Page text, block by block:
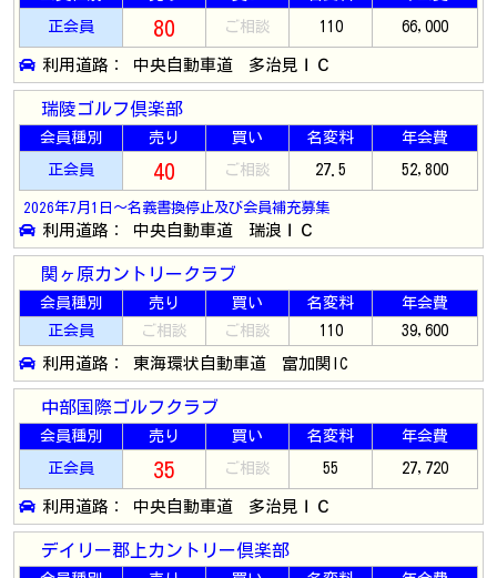
正会員 80 ご相談 110 66,000
利用道路： 中央自動車道 多治見ＩＣ
瑞陵ゴルフ倶楽部
会員種別 売り 買い 名変料 年会費
正会員 40 ご相談 27.5 52,800
2026年7月1日～名義書換停止及び会員補充募集
利用道路： 中央自動車道 瑞浪ＩＣ
関ヶ原カントリークラブ
会員種別 売り 買い 名変料
年会費
正会員
ご相談 ご相談 110 39,600
利用道路： 東海環状自動車道 富加関IC
中部国際ゴルフクラブ
会員種別 売り 買い 名変料 年会費
正会員 35 ご相談 55 27,720
利用道路： 中央自動車道 多治見ＩＣ
デイリー郡上カントリー倶楽部